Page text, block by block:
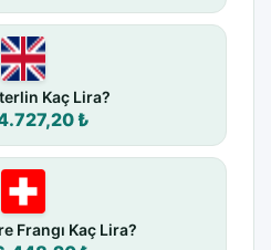
Kaç Lira?
₺
Frangı Kaç Lira?